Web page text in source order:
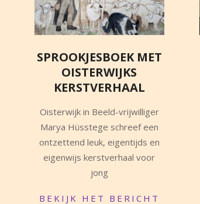
SPROOKJESBOEK MET
OISTERWIJKS
KERSTVERHAAL
10-
20
Oisterwijk in Beeld-vrijwilliger
Marya Hüsstege schreef een
ontzettend leuk, eigentijds en
eigenwijs kerstverhaal voor
jong
BEKIJK HET BERICHT